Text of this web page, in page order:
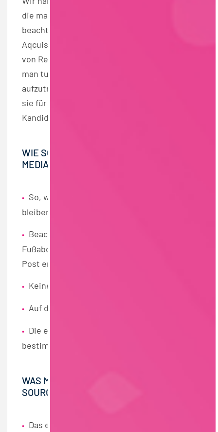
die man bei der Erstellung eines Profils
beachten sollte. Unsere Partnerin Talent
Aqcuisition Theresa Grüner weiß, wie man
von Recruiter:innen gefunden wird und was
man tun muss, um im Internet professionell
aufzutreten, denn als Active Sourcerin spürt
sie für Food-Unternehmen
Kandidat:innen im Netz auf.
WIE SOLLTE MAN SICH IN SOCIAL-
MEDIA-KANÄLEN VERHALTEN?
• So, wie in der Öffentlichkeit: Authentisch
bleiben!
• Beachten, dass man einen digtialen
Fußabdruck hinterlässt und auch private
Post entdeckt werden kann.
• Keine unseriösen Fotos hochladen.
• Auf die verwendete Sprache achten.
• Die eigenen Privatsphäre-Einstellungen
bestimmen.
WAS MACHT MAN, UM VON ACTIVE
SOURCERN GEFUNDEN ZU WERDEN?
• Das eigene Profil verschlagworten: Alle